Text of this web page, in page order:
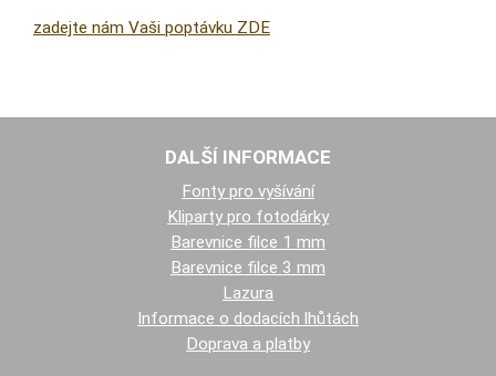
zadejte nám Vaši poptávku ZDE
DALŠÍ INFORMACE
Fonty pro vyšívání
Kliparty pro fotodárky
Barevnice filce 1 mm
Barevnice filce 3 mm
Lazura
Informace o dodacích lhůtách
Doprava a platby